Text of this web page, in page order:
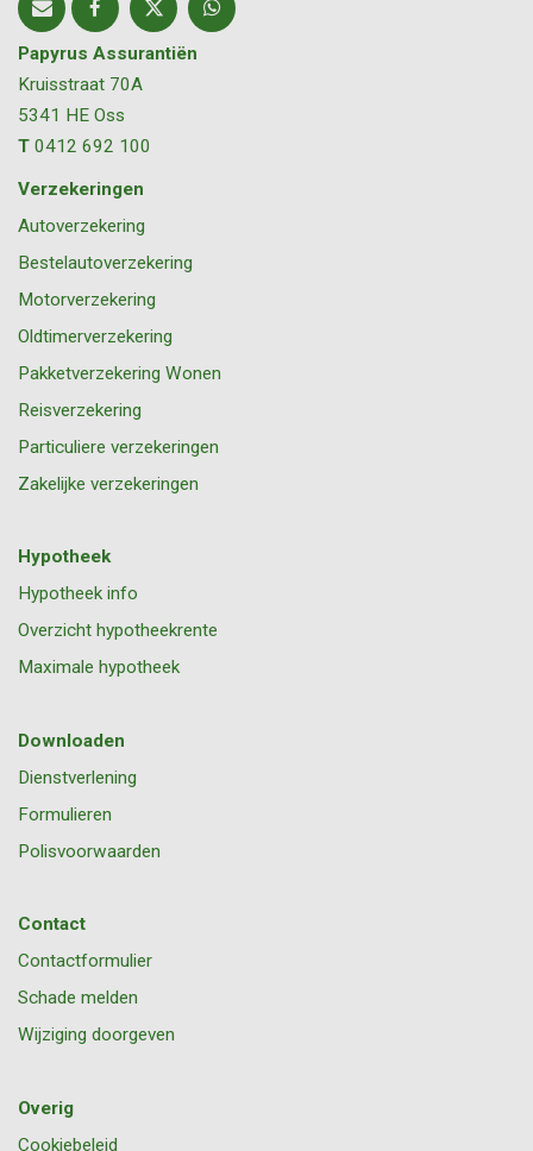
Papyrus Assurantiën
Kruisstraat 70A
5341 HE Oss
T 0412 692 100
Verzekeringen
Autoverzekering
Bestelautoverzekering
Motorverzekering
Oldtimerverzekering
Pakketverzekering Wonen
Reisverzekering
Particuliere verzekeringen
Zakelijke verzekeringen
Hypotheek
Hypotheek info
Overzicht hypotheekrente
Maximale hypotheek
Downloaden
Dienstverlening
Formulieren
Polisvoorwaarden
Contact
Contactformulier
Schade melden
Wijziging doorgeven
Overig
Cookiebeleid